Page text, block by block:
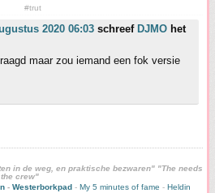
#trut
2020 06:03 schreef DJMO het
maar zou iemand een fok versie
in de weg, en praktische bezwaren" "The needs
the crew"
- Westerborkpad - My 5 minutes of fame - Heldin